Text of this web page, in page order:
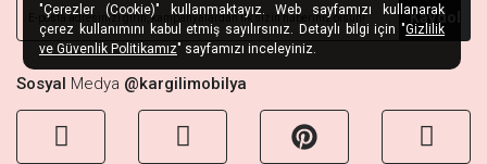
Kaydol
Sosyal Medya @kargilimobilya
"Çerezler (Cookie)" kullanmaktayız. Web sayfamızı kullanarak
çerez kullanımını kabul etmiş sayılırsınız. Detaylı bilgi için "Gizlilik
ve Güvenlik Politikamız" sayfamızı inceleyiniz.